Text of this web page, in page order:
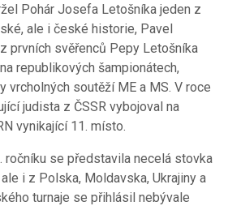
Pohár Josefa Letošníka jeden z
ale i české historie, Pavel
prvních svěřenců Pepy Letošníka
republikových šampionátech,
vrcholných soutěží ME a MS. V roce
judista z ČSSR vybojoval na
vynikající 11. místo.
ročníku se představila necelá stovka
i z Polska, Moldavska, Ukrajiny a
turnaje se přihlásil nebývale